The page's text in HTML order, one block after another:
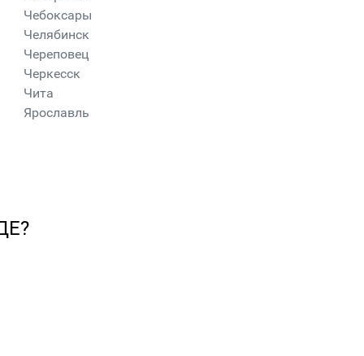
Чебоксары
Челябинск
Череповец
Черкесск
Чита
Ярославль